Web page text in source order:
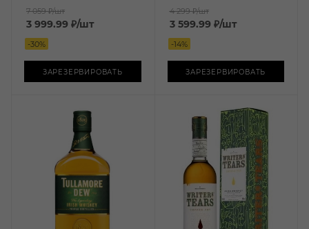
7 059 ₽/шт
3 999.99 ₽/шт
-30%
ЗАРЕЗЕРВИРОВАТЬ
4 299 ₽/шт
3 599.99₽/шт
-14%
ЗАРЕЗЕРВИРОВАТЬ